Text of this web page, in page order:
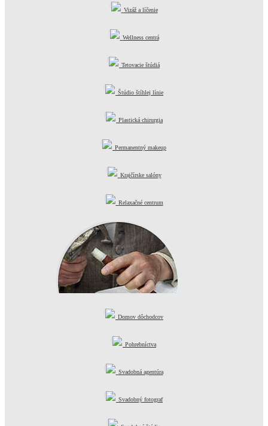
Vizáž a líčenie
Wellness centrá
Tetovacie štúdiá
Štúdio štíhlej línie
Plastická chirurgia
Permanentný makeup
Krajčírske salóny
Relaxačné centrum
Domov dôchodcov
Pohrebníctva
Svadobná agentúra
Svadobný fotograf